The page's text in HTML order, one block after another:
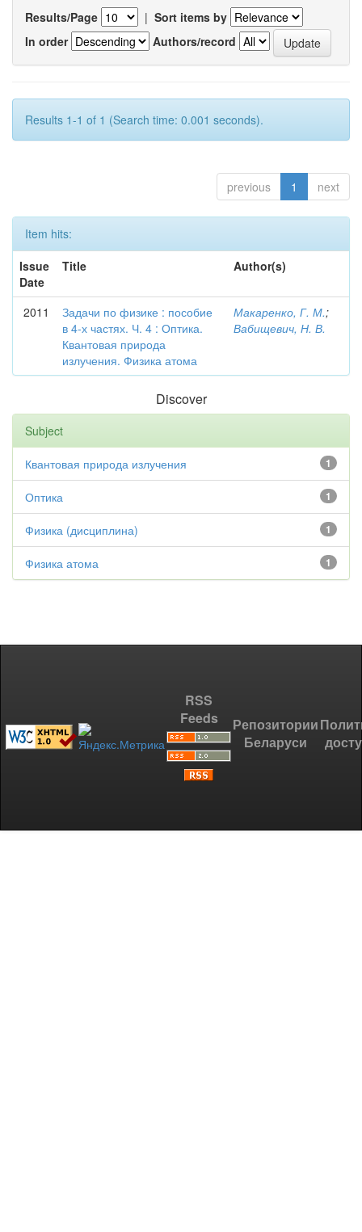
Results/Page | Sort items by
In order
Authors/record
Results 1-1 of 1 (Search time: 0.001 seconds).
previous 1 next
Item hits:
Issue
Date
Title Author(s)
2011
Задачи по физике : пособие
в 4-х частях. Ч. 4 : Оптика.
Квантовая природа
излучения. Физика атома
Макаренко, Г. М.;
Вабищевич, Н. В.
Discover
Subject
1
Квантовая природа излучения
1
Оптика
1
Физика (дисциплина)
1
Физика атома
RSS
Feeds
Репозитории
Беларуси